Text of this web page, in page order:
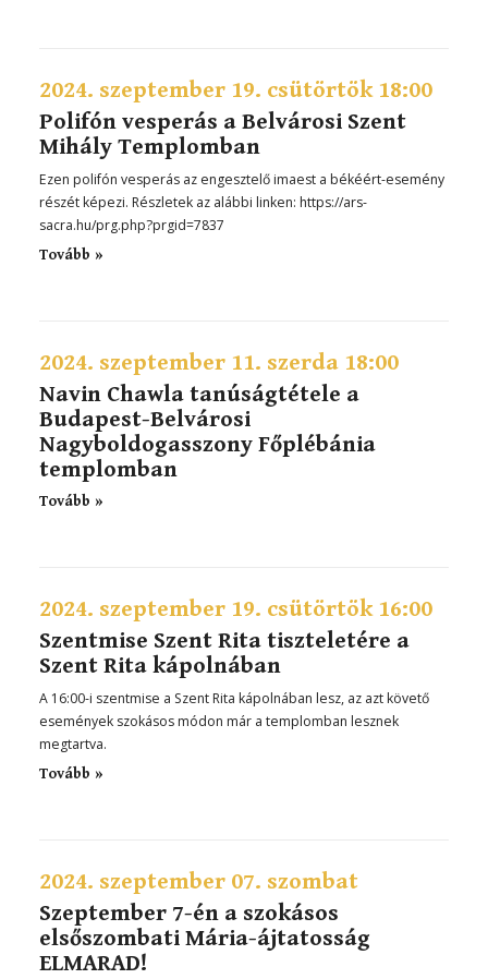
2024. szeptember 19. csütörtök 18:00
Polifón vesperás a Belvárosi Szent
Mihály Templomban
Ezen polifón vesperás az engesztelő imaest a békéért-esemény
részét képezi. Részletek az alábbi linken: https://ars-
sacra.hu/prg.php?prgid=7837
Tovább »
2024. szeptember 11. szerda 18:00
Navin Chawla tanúságtétele a
Budapest-Belvárosi
Nagyboldogasszony Főplébánia
templomban
Tovább »
2024. szeptember 19. csütörtök 16:00
Szentmise Szent Rita tiszteletére a
Szent Rita kápolnában
A 16:00-i szentmise a Szent Rita kápolnában lesz, az azt követő
események szokásos módon már a templomban lesznek
megtartva.
Tovább »
2024. szeptember 07. szombat
Szeptember 7-én a szokásos
elsőszombati Mária-ájtatosság
ELMARAD!